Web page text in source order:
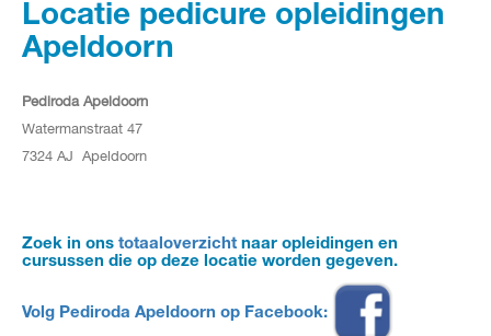
Locatie pedicure opleidingen
Apeldoorn
Pediroda Apeldoorn
Watermanstraat 47
7324 AJ Apeldoorn
Zoek in ons totaaloverzicht naar opleidingen en
cursussen die op deze locatie worden gegeven.
Volg Pediroda Apeldoorn op Facebook: